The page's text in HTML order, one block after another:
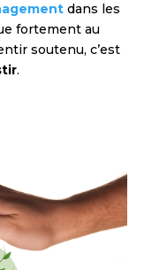
dans les
fortement au
soutenu, c’est
.